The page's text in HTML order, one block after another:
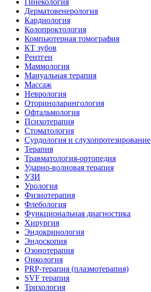
Гинекология
Дерматовенерология
Кардиология
Колопроктология
Компьютерная томография
КТ зубов
Рентген
Маммология
Мануальная терапия
Массаж
Неврология
Оториноларингология
Офтальмология
Психотерапия
Стоматология
Сурдология и слухопротезирование
Терапия
Травматология-ортопедия
Ударно-волновая терапия
УЗИ
Урология
Физиотерапия
Флебология
Функциональная диагностика
Хирургия
Эндокринология
Эндоскопия
Озонотерапия
Онкология
PRP-терапия (плазмотерапия)
SVF терапия
Трихология